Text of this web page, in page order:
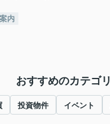
内
おすすめのカテゴリ
投資物件 イベント